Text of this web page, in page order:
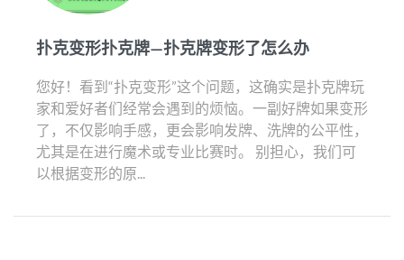
扑克变形扑克牌—扑克牌变形了怎么办
您好！看到“扑克变形”这个问题，这确实是扑克牌玩
家和爱好者们经常会遇到的烦恼。一副好牌如果变形
了，不仅影响手感，更会影响发牌、洗牌的公平性，
尤其是在进行魔术或专业比赛时。 别担心，我们可
以根据变形的原...